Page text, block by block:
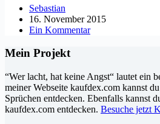
Sebastian
16. November 2015
Ein Kommentar
Mein Projekt
“Wer lacht, hat keine Angst“ lautet ein
meiner Webseite kaufdex.com kannst
Sprüchen entdecken. Ebenfalls kannst
kaufdex.com entdecken. Besuche jetzt